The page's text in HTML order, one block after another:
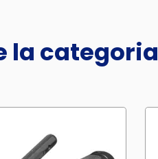
la categoria